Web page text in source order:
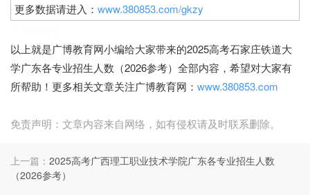
更多数据请进入： www.380853.com/gkzy
以上就是广博教育网小编给大家带来的2025高考石家庄铁道大
学广东各专业招生人数（2026参考）全部内容，希望对大家有
所帮助！更多相关文章关注广博教育网： www.380853.com
免责声明：文章内容来自网络，如有侵权请及时联系删除。
上一篇： 2025高考广西理工职业技术学院广东各专业招生人数
（2026参考）